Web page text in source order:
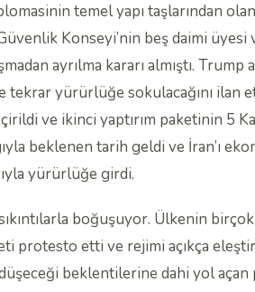
temel yapı taşlarından
Konseyi’nin beş daimi
ayrılma kararı almıştı. Trump
tekrar yürürlüğe sokulacağını ilan
ve ikinci yaptırım paketinin 5
beklenen tarih geldi ve İran’ı
yürürlüğe girdi.
boğuşuyor. Ülkenin
protesto etti ve rejimi açıkça
beklentilerine dahi yol